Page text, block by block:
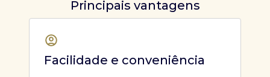
Principais vantagens
Facilidade e conveniência